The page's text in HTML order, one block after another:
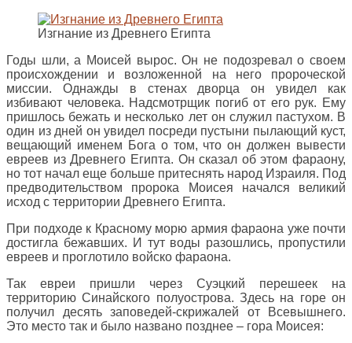
Изгнание из Древнего Египта
Годы шли, а Моисей вырос. Он не подозревал о своем
происхождении и возложенной на него пророческой
миссии. Однажды в стенах дворца он увидел как
избивают человека. Надсмотрщик погиб от его рук. Ему
пришлось бежать и несколько лет он служил пастухом. В
один из дней он увидел посреди пустыни пылающий куст,
вещающий именем Бога о том, что он должен вывести
евреев из Древнего Египта. Он сказал об этом фараону,
но тот начал еще больше притеснять народ Израиля. Под
предводительством пророка Моисея начался великий
исход с территории Древнего Египта.
При подходе к Красному морю армия фараона уже почти
достигла бежавших. И тут воды разошлись, пропустили
евреев и проглотило войско фараона.
Так евреи пришли через Суэцкий перешеек на
территорию Синайского полуострова. Здесь на горе он
получил десять заповедей-скрижалей от Всевышнего.
Это место так и было названо позднее – гора Моисея: